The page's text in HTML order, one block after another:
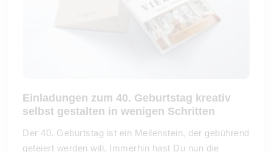
Einladungen zum 40. Geburtstag kreativ
selbst gestalten in wenigen Schritten
Der 40. Geburtstag ist ein Meilenstein, der gebührend
gefeiert werden will. Immerhin hast Du nun die